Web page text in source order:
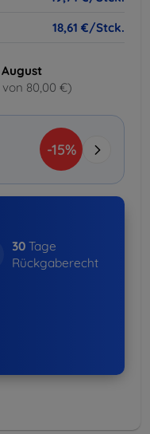
18,61 €/Stck.
80,00 €)
-15%
30 Tage
Rückgaberecht